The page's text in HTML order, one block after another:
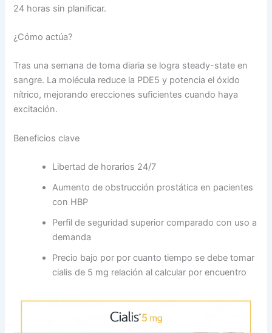
24 horas sin planificar.
¿Cómo actúa?
Tras una semana de toma diaria se logra steady-state en
sangre. La molécula reduce la PDE5 y potencia el óxido
nítrico, mejorando erecciones suficientes cuando haya
excitación.
Beneficios clave
Libertad de horarios 24/7
Aumento de obstrucción prostática en pacientes
con HBP
Perfil de seguridad superior comparado con uso a
demanda
Precio bajo por por cuanto tiempo se debe tomar
cialis de 5 mg relación al calcular por encuentro